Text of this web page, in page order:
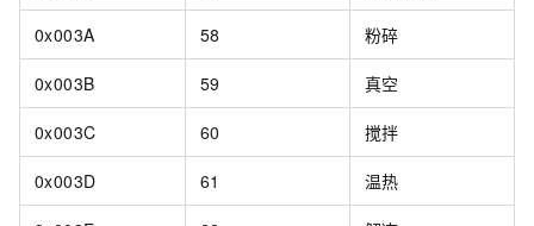
0x003A 58 粉碎
0x003B 59 真空
0x003C 60 搅拌
0x003D 61 温热